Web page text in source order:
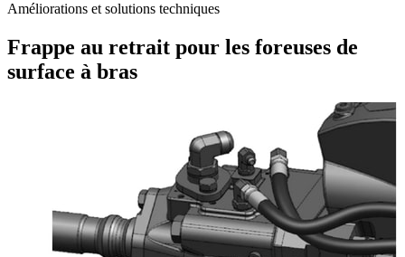
Améliorations et solutions techniques
Frappe au retrait pour les foreuses de
surface à bras